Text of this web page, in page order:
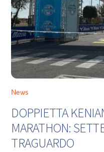
News
DOPPIETTA
MARATHON:
TRAGUARDO